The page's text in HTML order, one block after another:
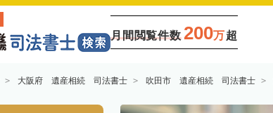
月間閲覧件数 200万超
大阪府 遺産相続 司法書士 吹田市 遺産相続 司法書士